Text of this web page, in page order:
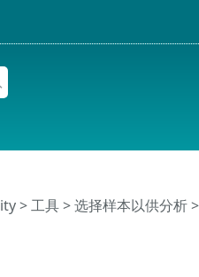
>工具>选择样本以供分析>